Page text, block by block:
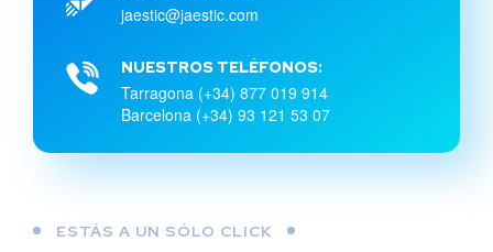
jaestic@jaestic.com
NUESTROS TELÉFONOS:
Tarragona (+34) 877 019 914
Barcelona (+34) 93 121 53 07
ESTÁS A UN SÓLO CLICK